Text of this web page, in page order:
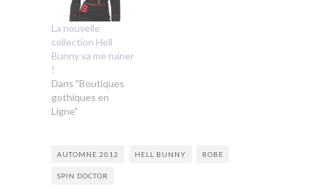
La nouvelle
collection Hell
Bunny va me ruiner
!
Dans "Boutiques
gothiques en
Ligne"
AUTOMNE 2012 HELL BUNNY ROBE
SPIN DOCTOR